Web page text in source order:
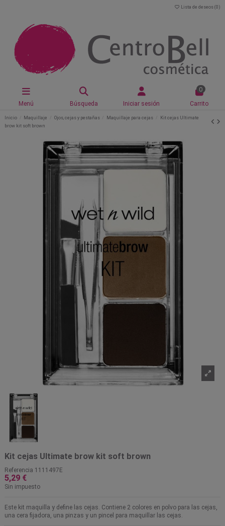
Lista de deseos (0 )
Menú Búsqueda Iniciar sesión
0
Carrito
Inicio Maquillaje Ojos, cejas y pestañas Maquillaje para cejas
Kit cejas Ultimate
brow kit soft brown
Kit cejas Ultimate brow kit soft brown
Referencia 1111497E
5,29 €
Sin impuesto
Este kit maquilla y define las cejas. Contiene 2 colores en polvo para las cejas,
una cera fijadora, una pinzas y un pincel para maquillar las cejas.